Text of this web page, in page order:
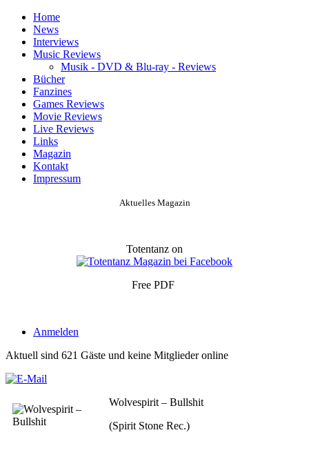
Home
News
Interviews
Music Reviews
Musik - DVD & Blu-ray - Reviews
Bücher
Fanzines
Games Reviews
Movie Reviews
Live Reviews
Links
Magazin
Kontakt
Impressum
Aktuelles Magazin
Totentanz on
Free PDF
Anmelden
Aktuell sind 621 Gäste und keine Mitglieder online
Wolvespirit – Bullshit
(Spirit Stone Rec.)